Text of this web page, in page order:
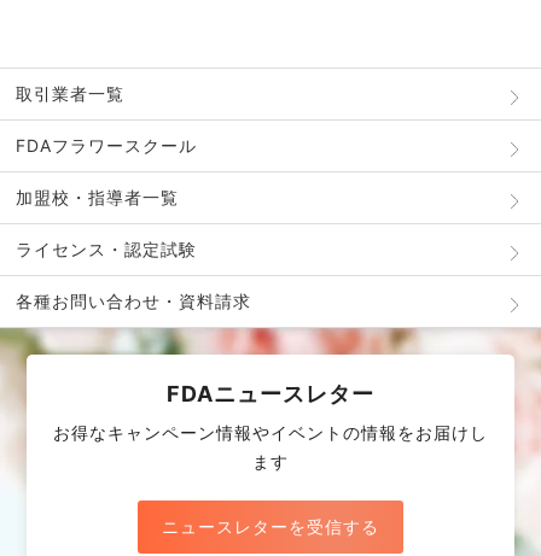
取引業者一覧
FDAフラワースクール
加盟校・指導者一覧
ライセンス・認定試験
各種お問い合わせ・資料請求
FDAニュースレター
お得なキャンペーン情報やイベントの情報をお届けし
ます
ニュースレターを受信する